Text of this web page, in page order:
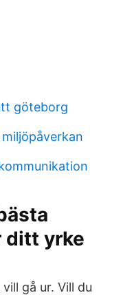
göteborg
ditt yrke
gå ur. Vill du